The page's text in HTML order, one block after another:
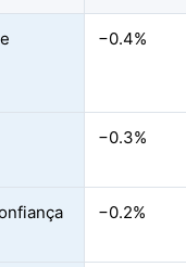
−0.4%
−0.3%
−0.2%